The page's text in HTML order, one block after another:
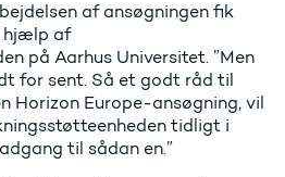
af ansøgningen fik
hjælp af
på Aarhus Universitet. ”Men
for sent. Så et godt råd til
Horizon Europe-ansøgning, vil
tidligt i
til sådan en.”